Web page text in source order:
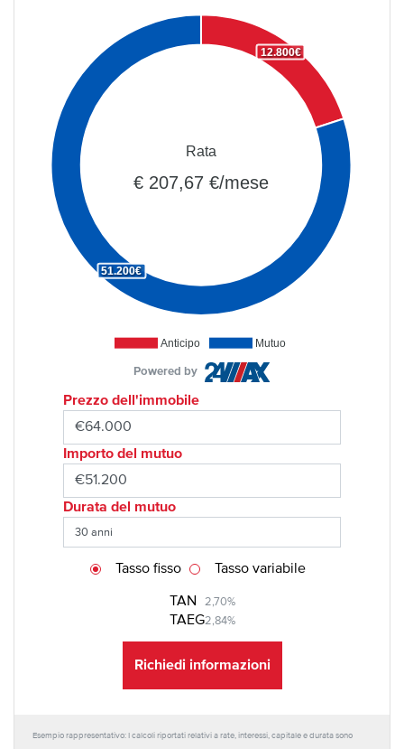
Anticipo Mutuo
12.800€
51.200€
Rata
€ 207,67 €/mese
Powered by
Prezzo dell'immobile
Importo del mutuo
Durata del mutuo
TAN 2,70%
TAEG2,84%
Tasso fisso Tasso variabile
Richiedi informazioni
Esempio rappresentativo: I calcoli riportati relativi a rate, interessi, capitale e durata sono